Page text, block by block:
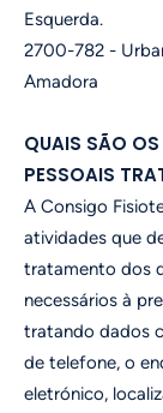
Esquerda.
2700-782 -
Amadora
QUAIS SÃO
PESSOAIS
A Consigo
atividades que
tratamento dos
necessários à
tratando dados
de telefone, o
eletrónico,